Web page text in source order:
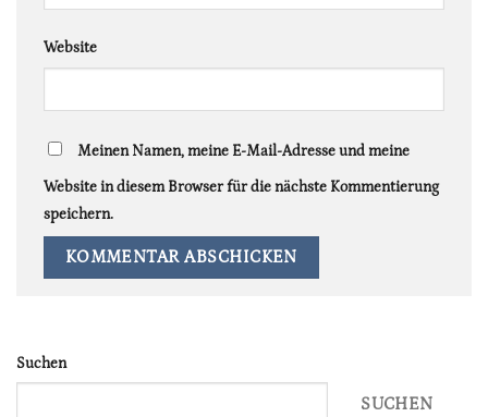
Website
Meinen Namen, meine E-Mail-Adresse und meine
Website in diesem Browser für die nächste Kommentierung
speichern.
Suchen
SUCHEN